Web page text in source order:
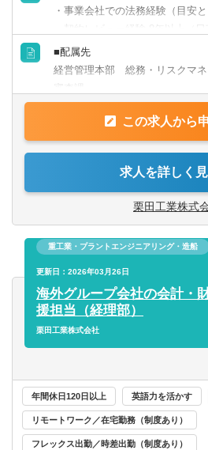
・事業会社での法務経験（目安
・M&A経験 5件程度以上（国内外
・英語を使用しての業務経験（
■歓迎
・海外子会社ガバナンス関連業
・規程管理、審査経験
・独占禁止法、取適法等の法令
■尚可
・海外紛争対応経験
・社内研修講師経験
・サイバーセキュリティ対応経験
・法務以外の職種経験
・法曹関連資格保有
■英語使用の状況 (場面/頻度)
英文契約レビュー（週2～3回程
■配属先
経営管理本部 総務・リスクマ
■部門、チームのミッション
・事業活動上の法的リスク低減
■業務内容
・契約書の審査、起案（英文含
・新規ビジネス推進支援、契約書
・子会社における法務業務の支援
・法務教育（各種法令、契約に
施）
に携わることができます。
・当社は水資源の問題を中心と
る事業が中心であるため、自身
活かすことができます。
この求人から
求人を詳しく
栗田工業株式
重工業・プラントエンジニアリング・造船
更新日：2026年03月26日
海外グループ会社の会計・
援担当（経理部）
栗田工業株式会社
年間休日120日以上 英語力を活かす
リモートワーク／在宅勤務（制度あり）
フレックス出勤／時差出勤（制度あり）